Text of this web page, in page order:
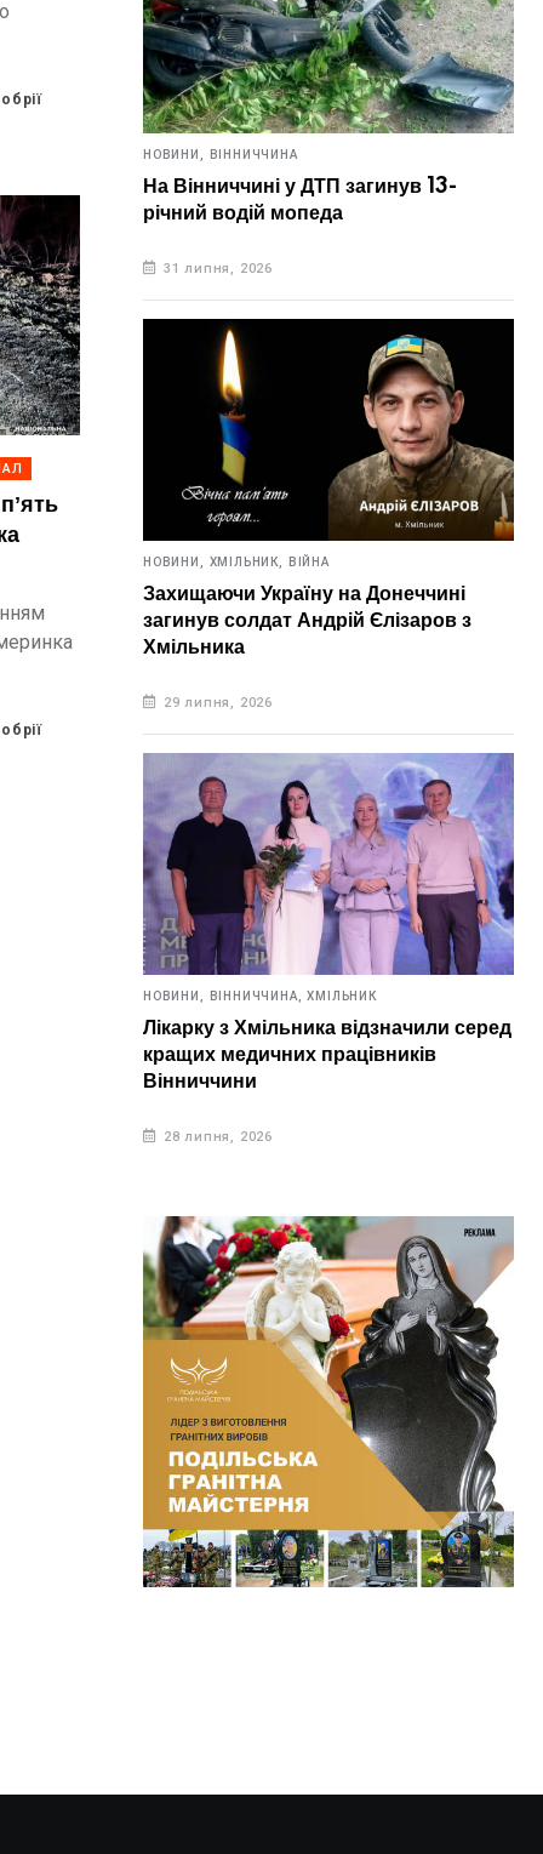
НОВИНИ, ВІННИЧЧИНА
На Вінниччині у ДТП загинув 13-
річний водій мопеда
31 липня, 2026
НОВИНИ, ХМІЛЬНИК, ВІЙНА
Захищаючи Україну на Донеччині
загинув солдат Андрій Єлізаров з
Хмільника
29 липня, 2026
НОВИНИ, ВІННИЧЧИНА, ХМІЛЬНИК
Лікарку з Хмільника відзначили серед
кращих медичних працівників
Вінниччини
28 липня, 2026